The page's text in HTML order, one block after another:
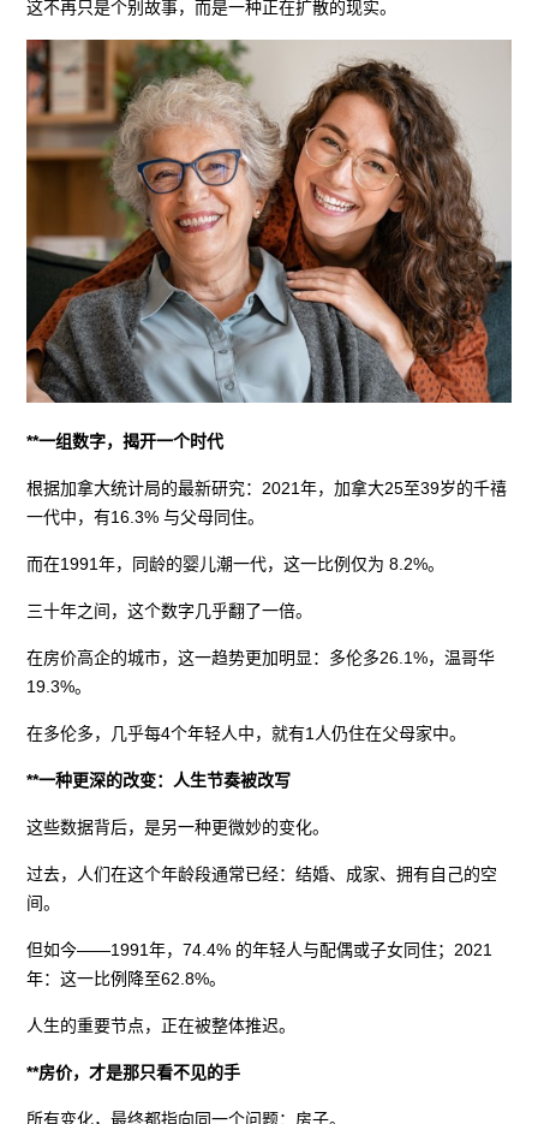
这不再只是个别故事，而是一种正在扩散的现实。
**一组数字，揭开一个时代
根据加拿大统计局的最新研究：2021年，加拿大25至39岁的千禧
一代中，有16.3% 与父母同住。
而在1991年，同龄的婴儿潮一代，这一比例仅为 8.2%。
三十年之间，这个数字几乎翻了一倍。
在房价高企的城市，这一趋势更加明显：多伦多26.1%，温哥华
19.3%。
在多伦多，几乎每4个年轻人中，就有1人仍住在父母家中。
**一种更深的改变：人生节奏被改写
这些数据背后，是另一种更微妙的变化。
过去，人们在这个年龄段通常已经：结婚、成家、拥有自己的空
间。
但如今——1991年，74.4% 的年轻人与配偶或子女同住；2021
年：这一比例降至62.8%。
人生的重要节点，正在被整体推迟。
**房价，才是那只看不见的手
所有变化，最终都指向同一个问题：房子。